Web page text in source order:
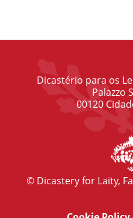
Dicastério para os
Palazzo
00120
© Dicastery for Laity,